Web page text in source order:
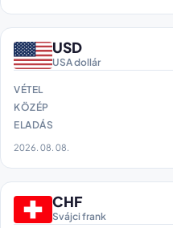
USD
USA dollár
VÉTEL
KÖZÉP
ELADÁS
2026. 08. 08.
CHF
Svájci frank